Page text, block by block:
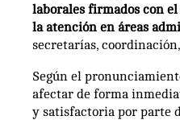
laborales firmados con
la atención en áreas
secretarías,
Según el
afectar de forma
y satisfactoria por parte